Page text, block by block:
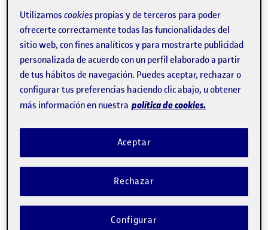
¿Por qué estudiar el doble
grado online de ADE y Turismo
por la UOC?
Estudiando el doble grado de ADE y Turismo adquirirás
las competencias que te ayudarán a:
Lograr las capacidades imprescindibles para liderar
una empresa o un negocio y para ejercer de
Utilizamoscookies propias y de terceros para poder
ofrecerte correctamente todas las funcionalidades del
sitio web, con fines analíticos y para mostrarte publicidad
personalizada de acuerdo con un perfil elaborado a partir
de tus hábitos de navegación. Puedes aceptar, rechazar o
configurar tus preferencias haciendo clic abajo, u obtener
más información en nuestra política de cookies.
Rechazar
Aceptar
Configurar